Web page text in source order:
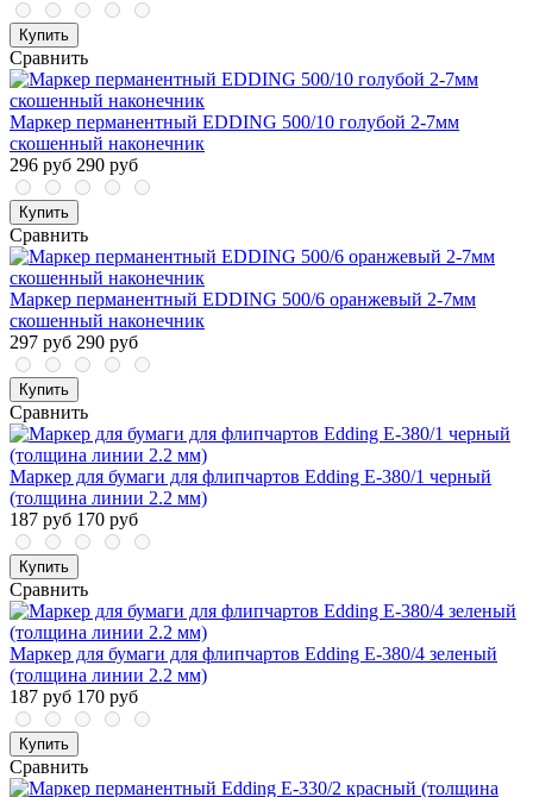
Купить
Сравнить
Маркер перманентный EDDING 500/10 голубой 2-7мм
скошенный наконечник
296 руб 290 руб
Купить
Сравнить
Маркер перманентный EDDING 500/6 оранжевый 2-7мм
скошенный наконечник
297 руб 290 руб
Купить
Сравнить
Маркер для бумаги для флипчартов Edding E-380/1 черный
(толщина линии 2.2 мм)
187 руб 170 руб
Купить
Сравнить
Маркер для бумаги для флипчартов Edding E-380/4 зеленый
(толщина линии 2.2 мм)
187 руб 170 руб
Купить
Сравнить